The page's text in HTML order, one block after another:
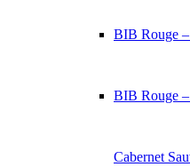
BIB Rouge –
BIB Rouge
Cabernet